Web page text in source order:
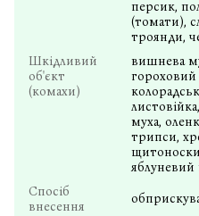
персик,
(томати),
троянди,
Шкідливий
об'єкт
(комахи)
вишнева
гороховий
муха,
трипси,
яблуневий
Спосіб
внесення